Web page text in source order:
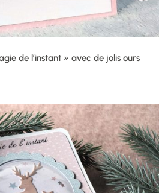
de l’instant » avec de jolis ours